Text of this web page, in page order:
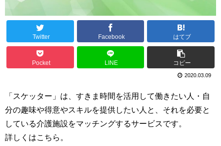
Twitter Facebook はてブ
Pocket LINE コピー
2020.03.09
「スケッター」は、すきま時間を活用して働きたい人・自
分の趣味や得意やスキルを提供したい人と、それを必要と
している介護施設をマッチングするサービスです。
詳しくはこちら。